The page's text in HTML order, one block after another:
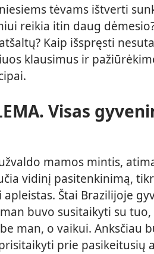
tėvams ištverti
reikia itin daug
Kaip išspręsti
klausimus ir
Visas
mamos mintis,
vidinį pasitenkinimą,
Štai Brazilijoje
buvo susitaikyti su
man, o vaikui. Anksčiau
prie pasikeitusių